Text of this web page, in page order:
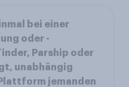
bei einer
oder -
Parship oder
unabhängig
jemanden